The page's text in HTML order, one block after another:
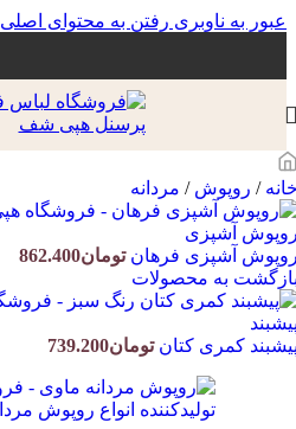
عبور به ناوبری رفتن به محتوای اصلی
/ روپوش/ مردانه
آشپزی فرهانتومان862.400
به محصولات
کمری کتانتومان739.200